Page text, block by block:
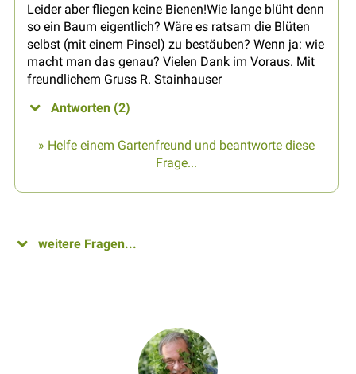
Leider aber fliegen keine Bienen!Wie lange blüht denn
so ein Baum eigentlich? Wäre es ratsam die Blüten
selbst (mit einem Pinsel) zu bestäuben? Wenn ja: wie
macht man das genau? Vielen Dank im Voraus. Mit
freundlichem Gruss R. Stainhauser
Antworten (2)
» Helfe einem Gartenfreund und beantworte diese
Frage...
weitere Fragen...